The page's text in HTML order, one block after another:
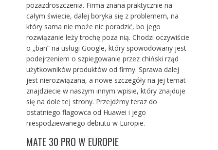
pozazdroszczenia. Firma znana praktycznie na
całym świecie, dalej boryka się z problemem, na
który sama nie może nic poradzić, bo jego
rozwiązanie leży trochę poza nią. Chodzi oczywiście
o „ban” na usługi Google, który spowodowany jest
podejrzeniem o szpiegowanie przez chiński rząd
użytkowników produktów od firmy. Sprawa dalej
jest nierozwiązana, a nowe szczegóły na jej temat
znajdziecie w naszym innym wpisie, który znajduje
się na dole tej strony. Przejdźmy teraz do
ostatniego flagowca od Huawei i jego
niespodziewanego debiutu w Europie.
MATE 30 PRO W EUROPIE